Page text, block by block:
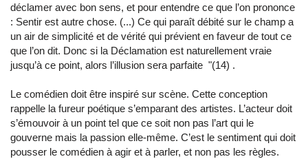
déclamer avec bon sens, et pour entendre ce que l’on prononce
: Sentir est autre chose. (...) Ce qui paraît débité sur le champ a
un air de simplicité et de vérité qui prévient en faveur de tout ce
que l’on dit. Donc si la Déclamation est naturellement vraie
jusqu’à ce point, alors l’illusion sera parfaite "(14) .
Le comédien doit être inspiré sur scène. Cette conception
rappelle la fureur poétique s’emparant des artistes. L’acteur doit
s’émouvoir à un point tel que ce soit non pas l’art qui le
gouverne mais la passion elle-même. C’est le sentiment qui doit
pousser le comédien à agir et à parler, et non pas les règles.